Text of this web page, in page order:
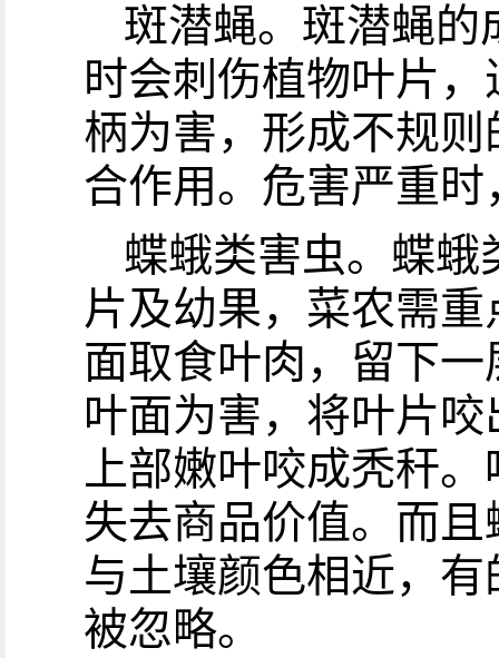
斑潜蝇。斑潜蝇的
时会刺伤植物叶片
柄为害，形成不规
合作用。危害严重
蝶蛾类害虫。蝶蛾
片及幼果，菜农需
面取食叶肉，留下
叶面为害，将叶片
上部嫩叶咬成秃秆
失去商品价值。而
与土壤颜色相近，
被忽略。